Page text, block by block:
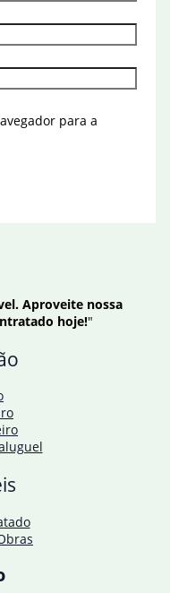
para a
Aproveite nossa
hoje!"